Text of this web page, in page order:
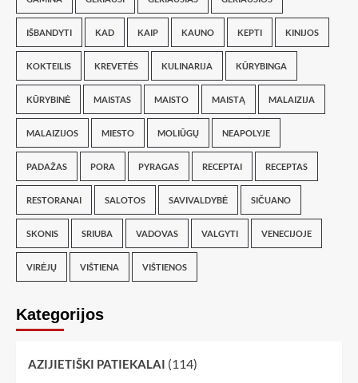
IŠBANDYTI KAD KAIP KAUNO KEPTI KINIJOS
KOKTEILIS KREVETĖS KULINARIJA KŪRYBINGA
KŪRYBINĖ MAISTAS MAISTO MAISTĄ MALAIZIJA
MALAIZIJOS MIESTO MOLIŪGŲ NEAPOLYJE
PADAŽAS PORA PYRAGAS RECEPTAI RECEPTAS
RESTORANAI SALOTOS SAVIVALDYBĖ SIČUANO
SKONIS SRIUBA VADOVAS VALGYTI VENECIJOJE
VIRĖJŲ VIŠTIENA VIŠTIENOS
Kategorijos
AZIJIETIŠKI PATIEKALAI (114)